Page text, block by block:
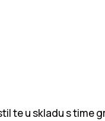
te u skladu s time